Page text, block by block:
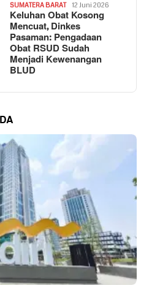
SUMATERA BARAT 12 Juni 2026
Keluhan Obat Kosong
Mencuat, Dinkes
Pasaman: Pengadaan
Obat RSUD Sudah
Menjadi Kewenangan
BLUD